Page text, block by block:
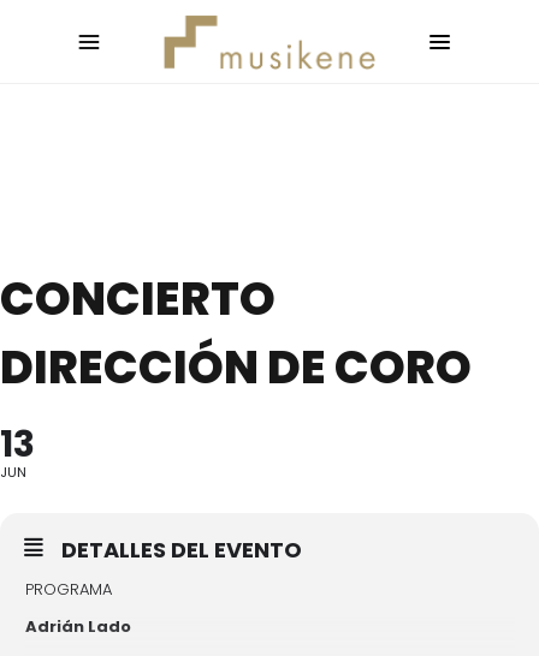
CONCIERTO
DIRECCIÓN DE CORO
13
JUN
DETALLES DEL EVENTO
PROGRAMA
Adrián Lado